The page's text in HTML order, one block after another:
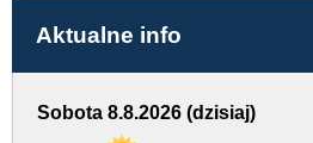
Aktualne info
Sobota 8.8.2026 (dzisiaj)